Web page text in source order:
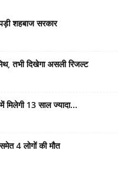
शहबाज सरकार
तभी दिखेगा असली रिजल्ट
मिलेगी 13 साल ज्यादा...
4 लोगों की मौत